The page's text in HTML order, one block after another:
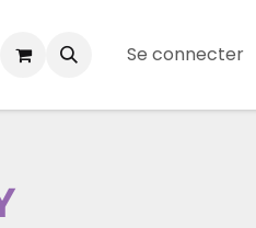
Se connecter